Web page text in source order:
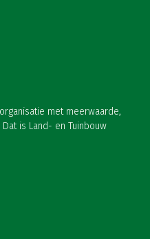
met meerwaarde,
is Land- en Tuinbouw